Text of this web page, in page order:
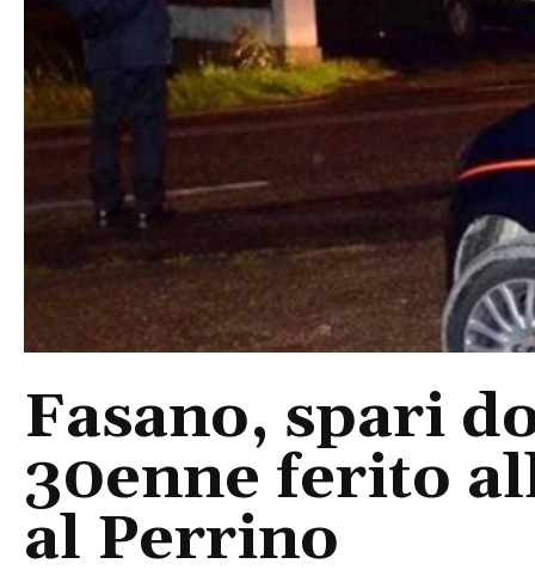
Fasano, spari
30enne ferito
al Perrino